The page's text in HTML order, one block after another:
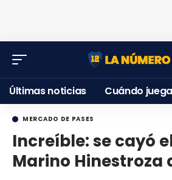
Últimas noticias Cuándo
MERCADO DE PASES
Increíble: se cayó
Marino Hinestroza